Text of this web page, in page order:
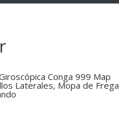
Conga 999 Map
Laterales, Mopa de